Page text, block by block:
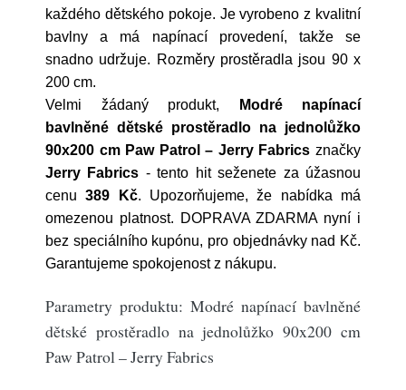
každého dětského pokoje. Je vyrobeno z kvalitní
bavlny a má napínací provedení, takže se
snadno udržuje. Rozměry prostěradla jsou 90 x
200 cm.
Velmi žádaný produkt,
Modré napínací
bavlněné dětské prostěradlo na jednolůžko
90x200 cm Paw Patrol – Jerry Fabrics značky
Jerry Fabrics - tento hit seženete za úžasnou
cenu389 Kč. Upozorňujeme, že nabídka má
omezenou platnost. DOPRAVA ZDARMA nyní i
bez speciálního kupónu, pro objednávky nad Kč.
Garantujeme spokojenost z nákupu.
Parametry produktu: Modré napínací bavlněné
dětské prostěradlo na jednolůžko 90x200 cm
Paw Patrol – Jerry Fabrics